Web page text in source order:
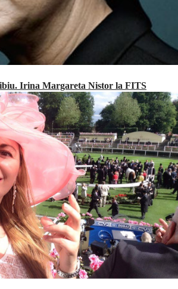
Irina Margareta Nistor la FITS